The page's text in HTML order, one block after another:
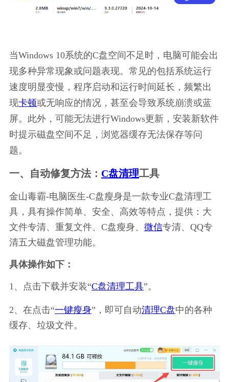
当Windows 10系统的C盘空间不足时，电脑可能会出
现多种异常现象或问题表现。常见的包括系统运行
速度明显变慢，程序启动和运行时间延长，频繁出
现卡顿或无响应的情况，甚至会导致系统崩溃或蓝
屏。此外，可能无法进行Windows更新，安装新软件
时提示磁盘空间不足，浏览器缓存无法保存等问
题。
一、自动修复方法： C盘清理工具
金山毒霸-电脑医生-C盘瘦身是一款专业C盘清理工
具，具有操作简单、安全、高效等特点，提供：大
文件专清、重复文件、C盘瘦身、 微信专清、QQ专
清五大磁盘管理功能。
具体操作如下：
1、点击下载并安装“C盘清理工具”。
2、在点击“一键瘦身”，即可自动清理C盘中的各种
缓存、垃圾文件。